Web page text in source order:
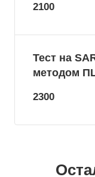
2100
Тест на
методом
2300